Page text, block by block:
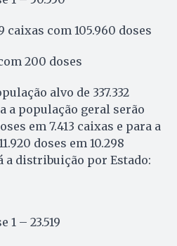
caixas com 105.960 doses
200 doses
alvo de 337.332
a população geral serão
em 7.413 caixas e para a
doses em 10.298
a distribuição por Estado:
1 – 23.519